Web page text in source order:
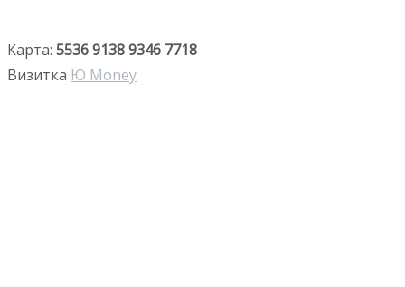
Карта: 5536 9138 9346 7718
Визитка Ю Money